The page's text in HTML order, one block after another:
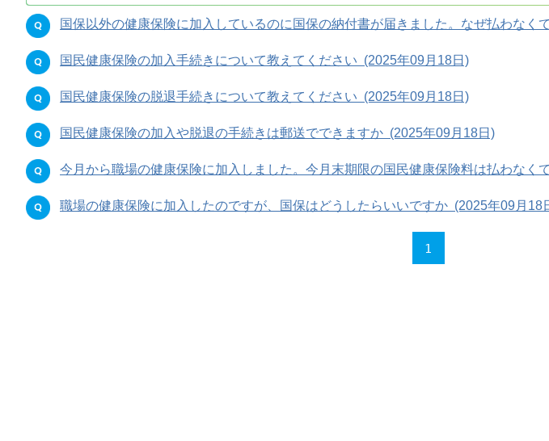
国保以外の健康保険に加入しているのに国保の納付書が届きました。なぜ払わなく
国民健康保険の加入手続きについて教えてください (2025年09月18日)
国民健康保険の脱退手続きについて教えてください (2025年09月18日)
国民健康保険の加入や脱退の手続きは郵送でできますか (2025年09月18日)
今月から職場の健康保険に加入しました。今月末期限の国民健康保険料は払わなく
職場の健康保険に加入したのですが、国保はどうしたらいいですか (2025年09月18
1